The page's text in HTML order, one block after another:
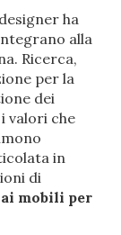
ha
alla
Ricerca,
per la
dei
valori che
in
di
mobili per